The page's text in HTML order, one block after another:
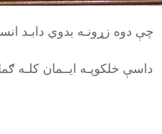
چې دوه زړونـه بدوي دابـد
داسې خلکوپـه ایــمان کلـه